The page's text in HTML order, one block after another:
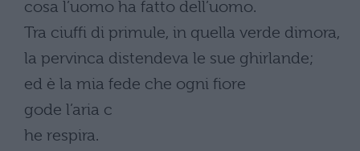
cosa l’uomo ha fatto dell’uomo.
Tra ciuffi di primule, in quella verde dimora,
la pervinca distendeva le sue ghirlande;
ed è la mia fede che ogni fiore
gode l’aria c
he respira.